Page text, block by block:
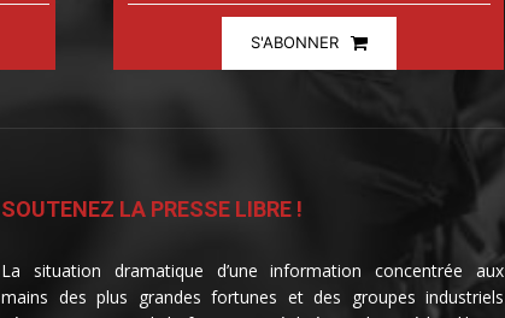
S'ABONNER
SOUTENEZ LA PRESSE LIBRE !
La situation dramatique d’une information concentrée aux
mains des plus grandes fortunes et des groupes industriels